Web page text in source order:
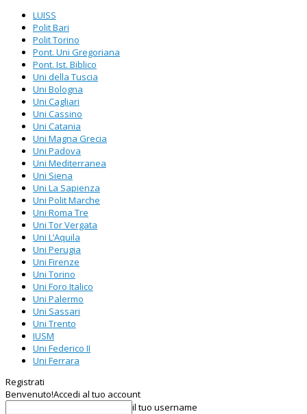
LUISS
Polit Bari
Polit Torino
Pont. Uni Gregoriana
Pont. Ist. Biblico
Uni della Tuscia
Uni Bologna
Uni Cagliari
Uni Cassino
Uni Catania
Uni Magna Grecia
Uni Padova
Uni Mediterranea
Uni Siena
Uni La Sapienza
Uni Polit Marche
Uni Roma Tre
Uni Tor Vergata
Uni L’Aquila
Uni Perugia
Uni Firenze
Uni Torino
Uni Foro Italico
Uni Palermo
Uni Sassari
Uni Trento
IUSM
Uni Federico II
Uni Ferrara
Registrati
Benvenuto!Accedi al tuo account
il tuo username